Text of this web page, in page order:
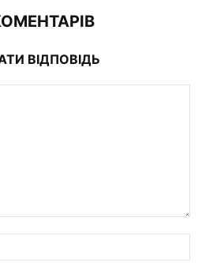
ВІДПОВІДЬ